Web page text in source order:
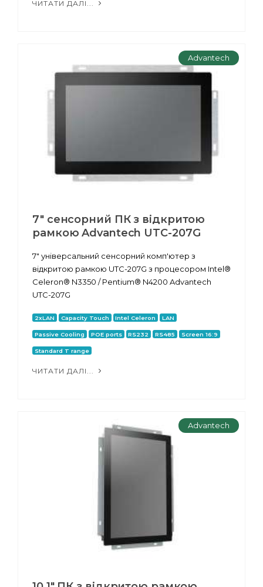
ЧИТАТИ ДАЛІ...
Advantech
7" сенсорний ПК з відкритою
рамкою Advantech UTC-207G
7" універсальний сенсорний комп'ютер з
відкритою рамкою UTC-207G з процесором Intel®
Celeron® N3350 / Pentium® N4200 Advantech
UTC-207G
2xLAN Capacity Touch Intel Celeron LAN
Passive Cooling POE ports RS232 RS485 Screen 16:9
Standard T range
ЧИТАТИ ДАЛІ...
Advantech